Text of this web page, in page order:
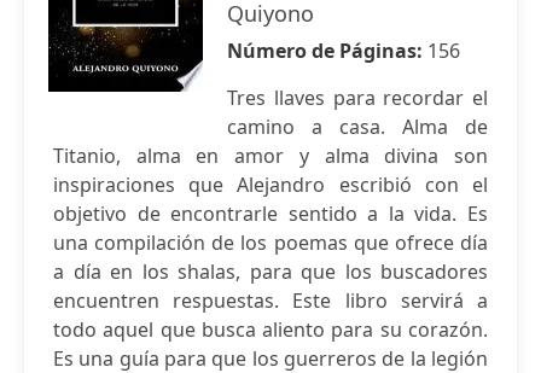
Quiyono
Número de Páginas: 156
Tres llaves para recordar el
camino a casa. Alma de
Titanio, alma en amor y alma divina son
inspiraciones que Alejandro escribió con el
objetivo de encontrarle sentido a la vida. Es
una compilación de los poemas que ofrece día
a día en los shalas, para que los buscadores
encuentren respuestas. Este libro servirá a
todo aquel que busca aliento para su corazón.
Es una guía para que los guerreros de la legión